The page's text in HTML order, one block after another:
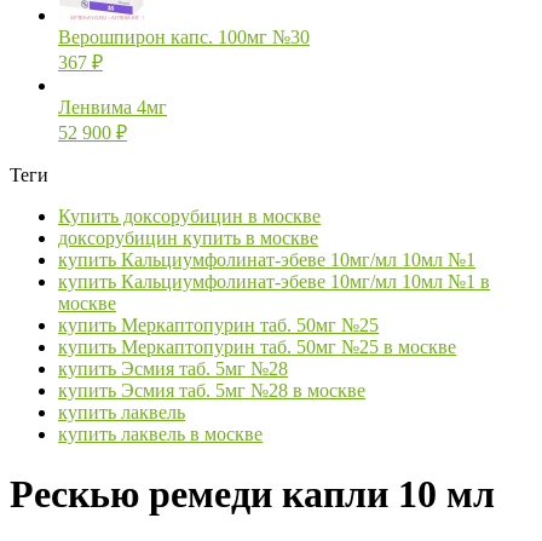
Верошпирон капс. 100мг №30
367 ₽
Ленвима 4мг
52 900 ₽
Теги
Купить доксорубицин в москве
доксорубицин купить в москве
купить Кальциумфолинат-эбеве 10мг/мл 10мл №1
купить Кальциумфолинат-эбеве 10мг/мл 10мл №1 в
москве
купить Меркаптопурин таб. 50мг №25
купить Меркаптопурин таб. 50мг №25 в москве
купить Эсмия таб. 5мг №28
купить Эсмия таб. 5мг №28 в москве
купить лаквель
купить лаквель в москве
Рескью ремеди капли 10 мл